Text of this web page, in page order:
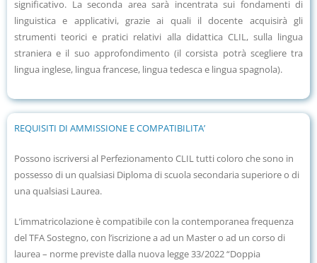
significativo. La seconda area sarà incentrata sui fondamenti di
linguistica e applicativi, grazie ai quali il docente acquisirà gli
strumenti teorici e pratici relativi alla didattica CLIL, sulla lingua
straniera e il suo approfondimento (il corsista potrà scegliere tra
lingua inglese, lingua francese, lingua tedesca e lingua spagnola).
REQUISITI DI AMMISSIONE E COMPATIBILITA’
Possono iscriversi al Perfezionamento CLIL tutti coloro che sono in
possesso di un qualsiasi Diploma di scuola secondaria superiore o di
una qualsiasi Laurea.
L’immatricolazione è compatibile con la contemporanea frequenza
del TFA Sostegno, con l’iscrizione a ad un Master o ad un corso di
laurea – norme previste dalla nuova legge 33/2022 “Doppia